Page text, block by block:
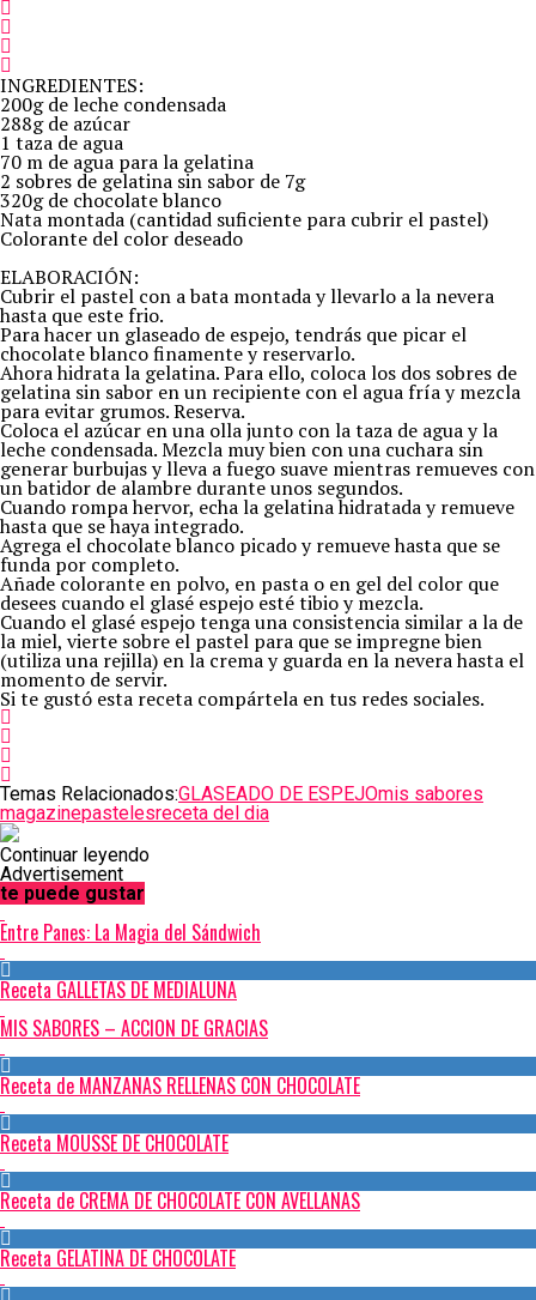
INGREDIENTES:
200g de leche condensada
288g de azúcar
1 taza de agua
70 m de agua para la gelatina
2 sobres de gelatina sin sabor de 7g
320g de chocolate blanco
Nata montada (cantidad suficiente para cubrir el pastel)
Colorante del color deseado
ELABORACIÓN:
Cubrir el pastel con a bata montada y llevarlo a la nevera
hasta que este frio.
Para hacer un glaseado de espejo, tendrás que picar el
chocolate blanco finamente y reservarlo.
Ahora hidrata la gelatina. Para ello, coloca los dos sobres de
gelatina sin sabor en un recipiente con el agua fría y mezcla
para evitar grumos. Reserva.
Coloca el azúcar en una olla junto con la taza de agua y la
leche condensada. Mezcla muy bien con una cuchara sin
generar burbujas y lleva a fuego suave mientras remueves con
un batidor de alambre durante unos segundos.
Cuando rompa hervor, echa la gelatina hidratada y remueve
hasta que se haya integrado.
Agrega el chocolate blanco picado y remueve hasta que se
funda por completo.
Añade colorante en polvo, en pasta o en gel del color que
desees cuando el glasé espejo esté tibio y mezcla.
Cuando el glasé espejo tenga una consistencia similar a la de
la miel, vierte sobre el pastel para que se impregne bien
(utiliza una rejilla) en la crema y guarda en la nevera hasta el
momento de servir.
Si te gustó esta receta compártela en tus redes sociales.
Temas Relacionados:GLASEADO DE ESPEJOmis sabores
magazinepastelesreceta del dia
Continuar leyendo
Advertisement
te puede gustar
Entre Panes: La Magia del Sándwich
Receta GALLETAS DE MEDIALUNA
MIS SABORES – ACCION DE GRACIAS
Receta de MANZANAS RELLENAS CON CHOCOLATE
Receta MOUSSE DE CHOCOLATE
Receta de CREMA DE CHOCOLATE CON AVELLANAS
Receta GELATINA DE CHOCOLATE